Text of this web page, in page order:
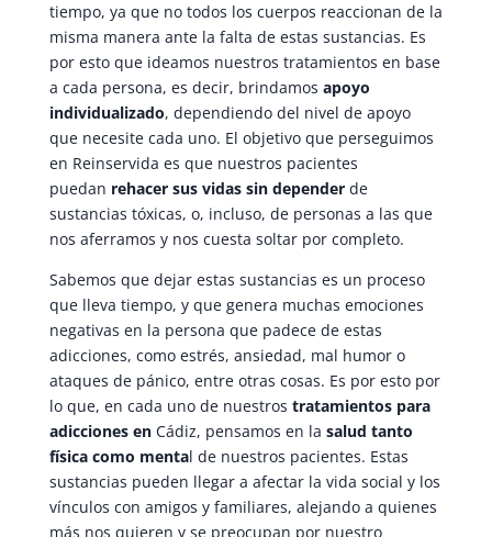
tiempo, ya que no todos los cuerpos reaccionan de la
misma manera ante la falta de estas sustancias. Es
por esto que ideamos nuestros tratamientos en base
a cada persona, es decir, brindamos apoyo
individualizado, dependiendo del nivel de apoyo
que necesite cada uno. El objetivo que perseguimos
en Reinservida es que nuestros pacientes
puedan rehacer sus vidas sin dependerde
sustancias tóxicas, o, incluso, de personas a las que
nos aferramos y nos cuesta soltar por completo.
Sabemos que dejar estas sustancias es un proceso
que lleva tiempo, y que genera muchas emociones
negativas en la persona que padece de estas
adicciones, como estrés, ansiedad, mal humor o
ataques de pánico, entre otras cosas. Es por esto por
lo que, en cada uno de nuestros tratamientos para
adicciones en Cádiz, pensamos en la salud tanto
física como mental de nuestros pacientes. Estas
sustancias pueden llegar a afectar la vida social y los
vínculos con amigos y familiares, alejando a quienes
más nos quieren y se preocupan por nuestro